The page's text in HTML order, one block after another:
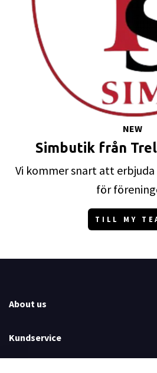
NEW
Simbutik från
Vi kommer snart att
för
TILL MY
About us
Kundservice